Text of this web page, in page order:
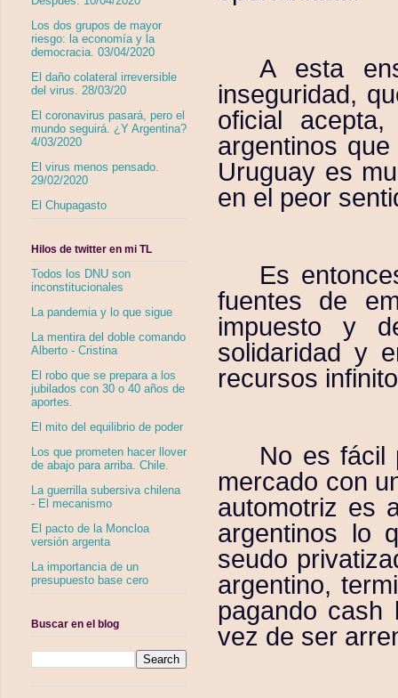
A esta
inseguridad,
oficial
argentinos
Uruguay es
en el peor
Es
fuentes de
impuesto y
solidaridad y
recursos
No es fácil
mercado con
automotriz es
argentinos lo
seudo
argentino,
pagando cash
vez de ser
Los dos grupos de mayor
riesgo: la economía y la
democracia. 03/04/2020
El daño colateral irreversible
del virus. 28/03/20
El coronavirus pasará, pero el
mundo seguirá. ¿Y Argentina?
4/03/2020
El virus menos pensado.
29/02/2020
El Chupagasto
Hilos de twitter en mi TL
Todos los DNU son
inconstitucionales
La pandemia y lo que sigue
La mentira del doble comando
Alberto - Cristina
El robo que se prepara a los
jubilados con 30 o 40 años de
aportes.
El mito del equilibrio de poder
Los que prometen hacer llover
de abajo para arriba. Chile.
La guerrilla subersiva chilena
- El mecanismo
El pacto de la Moncloa
versión argenta
La importancia de un
presupuesto base cero
Buscar en el blog